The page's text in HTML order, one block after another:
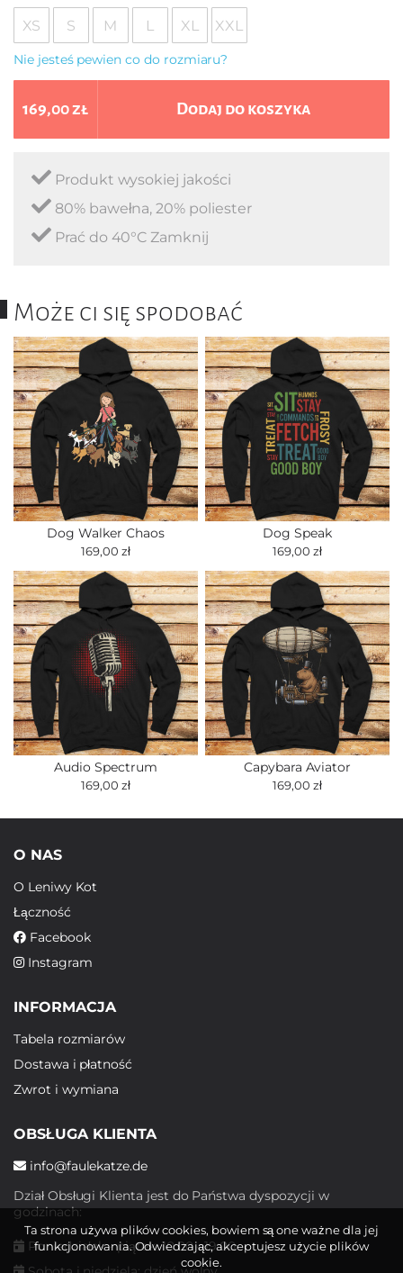
XS S M L XL XXL
Nie jesteś pewien co do rozmiaru?
169,00 zł Dodaj do koszyka
Produkt wysokiej jakości
80% bawełna, 20% poliester
Prać do 40°C Zamknij
Może ci się spodobać
Dog Walker Chaos
169,00 zł
Dog Speak
169,00 zł
Audio Spectrum
169,00 zł
Capybara Aviator
169,00 zł
O NAS
O Leniwy Kot
Łączność
Facebook
Instagram
INFORMACJA
Tabela rozmiarów
Dostawa i płatność
Zwrot i wymiana
OBSŁUGA KLIENTA
info@faulekatze.de
Dział Obsługi Klienta jest do Państwa dyspozycji w
godzinach:
Poniedziałek - piątek: 10:00 - 19:00
Ta strona używa plików cookies, bowiem są one ważne dla jej
funkcjonowania. Odwiedzając, akceptujesz użycie plików
cookie.